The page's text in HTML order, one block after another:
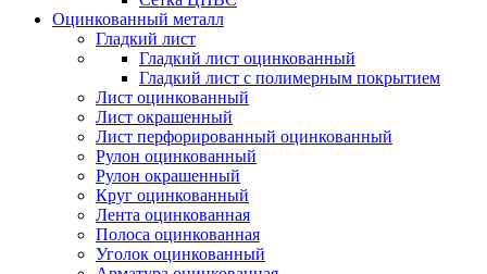
Оцинкованный металл
Гладкий лист
Гладкий лист оцинкованный
Гладкий лист с полимерным покрытием
Лист оцинкованный
Лист окрашенный
Лист перфорированный оцинкованный
Рулон оцинкованный
Рулон окрашенный
Круг оцинкованный
Лента оцинкованная
Полоса оцинкованная
Уголок оцинкованный